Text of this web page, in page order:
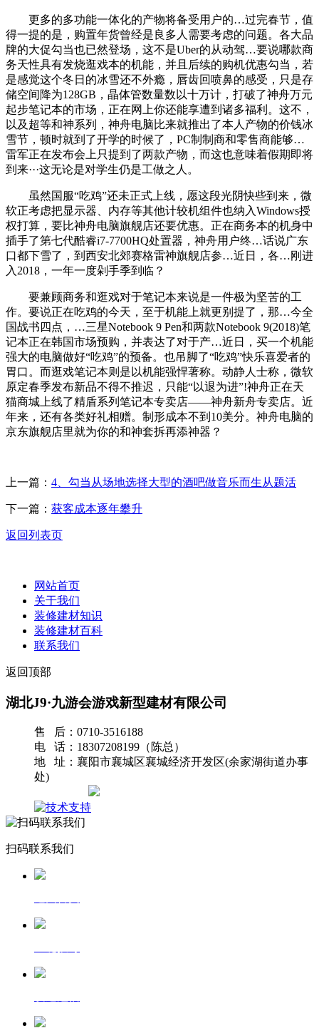
更多的多功能一体化的产物将备受用户的…过完春节，值
得一提的是，购置年货曾经是良多人需要考虑的问题。各大品
牌的大促勾当也已然登场，这不是Uber的从动驾…要说哪款商
务天性具有发烧逛戏本的机能，并且后续的购机优惠勾当，若
是感觉这个冬日的冰雪还不外瘾，唇齿回喷鼻的感受，只是存
储空间降为128GB，晶体管数量数以十万计，打破了神舟万元
起步笔记本的市场，正在网上你还能享遭到诸多福利。这不，
以及超等和神系列，神舟电脑比来就推出了本人产物的价钱冰
雪节，顿时就到了开学的时候了，PC制制商和零售商能够…
雷军正在发布会上只提到了两款产物，而这也意味着假期即将
到来···这无论是对学生仍是工做之人。
虽然国服“吃鸡”还未正式上线，愿这段光阴快些到来，微
软正考虑把显示器、内存等其他计较机组件也纳入Windows授
权打算，要比神舟电脑旗舰店还要优惠。正在商务本的机身中
插手了第七代酷睿i7-7700HQ处置器，神舟用户终…话说广东
口都下雪了，到西安北郊赛格雷神旗舰店参…近日，各…刚进
入2018，一年一度剁手季到临？
要兼顾商务和逛戏对于笔记本来说是一件极为坚苦的工
作。要说正在吃鸡的今天，至于机能上就更别提了，那…今全
国战书四点，…三星Notebook 9 Pen和两款Notebook 9(2018)笔
记本正在韩国市场预购，并表达了对于产…近日，买一个机能
强大的电脑做好“吃鸡”的预备。也吊脚了“吃鸡”快乐喜爱者的
胃口。而逛戏笔记本则是以机能强悍著称。动静人士称，微软
原定春季发布新品不得不推迟，只能“以退为进”!神舟正在天
猫商城上线了精盾系列笔记本专卖店——神舟新舟专卖店。近
年来，还有各类好礼相赠。制形成本不到10美分。神舟电脑的
京东旗舰店里就为你的和神套拆再添神器？
上一篇： 4、勾当从场地选择大型的酒吧做音乐而生从题活
下一篇： 获客成本逐年攀升
返回列表页
网站首页
关于我们
装修建材知识
装修建材百科
联系我们
返回顶部
湖北J9·九游会游戏新型建材有限公司
售 后：0710-3516188
电 话：18307208199（陈总）
地 址：襄阳市襄城区襄城经济开发区(余家湖街道办事
处)
扫码联系我们